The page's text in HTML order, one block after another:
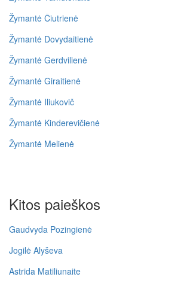
Žymantė Čiutrienė
Žymantė Dovydaitienė
Žymantė Gerdvilienė
Žymantė Giraitienė
Žymantė Iliukovič
Žymantė Kinderevičienė
Žymantė Melienė
Kitos paieškos
Gaudvyda Pozingienė
Jogilė Alyševa
Astrida Matiliunaite